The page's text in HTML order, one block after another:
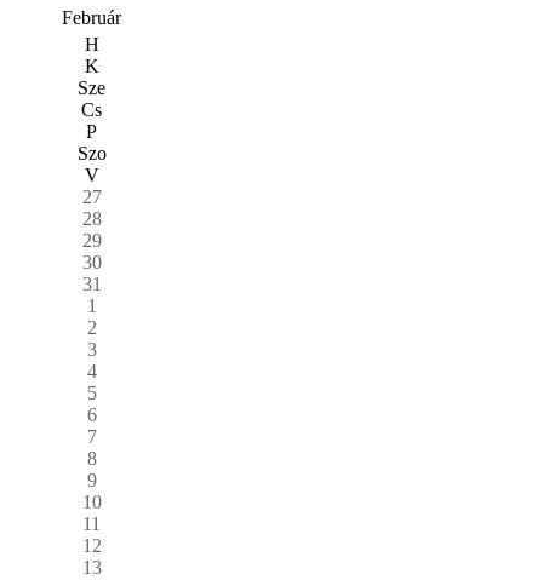
Február
H
K
Sze
Cs
P
Szo
V
27
28
29
30
31
1
2
3
4
5
6
7
8
9
10
11
12
13